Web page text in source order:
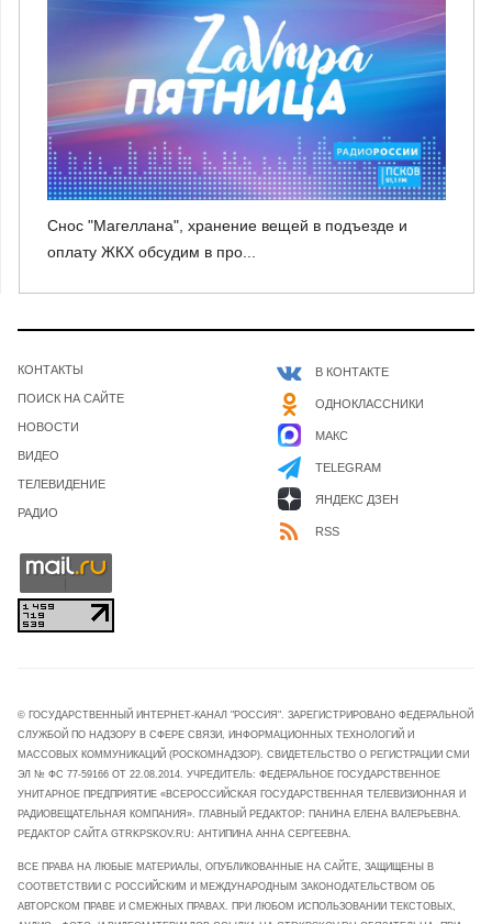
Снос "Магеллана", хранение вещей в подъезде и
оплату ЖКХ обсудим в про...
КОНТАКТЫ
ПОИСК НА САЙТЕ
НОВОСТИ
ВИДЕО
ТЕЛЕВИДЕНИЕ
РАДИО
В КОНТАКТЕ
ОДНОКЛАССНИКИ
МАКС
TELEGRAM
ЯНДЕКС ДЗЕН
RSS
© ГОСУДАРСТВЕННЫЙ ИНТЕРНЕТ-КАНАЛ "РОССИЯ". ЗАРЕГИСТРИРОВАНО ФЕДЕРАЛЬНОЙ
СЛУЖБОЙ ПО НАДЗОРУ В СФЕРЕ СВЯЗИ, ИНФОРМАЦИОННЫХ ТЕХНОЛОГИЙ И
МАССОВЫХ КОММУНИКАЦИЙ (РОСКОМНАДЗОР). СВИДЕТЕЛЬСТВО О РЕГИСТРАЦИИ СМИ
ЭЛ № ФС 77-59166 ОТ 22.08.2014. УЧРЕДИТЕЛЬ: ФЕДЕРАЛЬНОЕ ГОСУДАРСТВЕННОЕ
УНИТАРНОЕ ПРЕДПРИЯТИЕ «ВСЕРОССИЙСКАЯ ГОСУДАРСТВЕННАЯ ТЕЛЕВИЗИОННАЯ И
РАДИОВЕЩАТЕЛЬНАЯ КОМПАНИЯ». ГЛАВНЫЙ РЕДАКТОР: ПАНИНА ЕЛЕНА ВАЛЕРЬЕВНА.
РЕДАКТОР САЙТА GTRKPSKOV.RU: АНТИПИНА АННА СЕРГЕЕВНА.
ВСЕ ПРАВА НА ЛЮБЫЕ МАТЕРИАЛЫ, ОПУБЛИКОВАННЫЕ НА САЙТЕ, ЗАЩИЩЕНЫ В
СООТВЕТСТВИИ С РОССИЙСКИМ И МЕЖДУНАРОДНЫМ ЗАКОНОДАТЕЛЬСТВОМ ОБ
АВТОРСКОМ ПРАВЕ И СМЕЖНЫХ ПРАВАХ. ПРИ ЛЮБОМ ИСПОЛЬЗОВАНИИ ТЕКСТОВЫХ,